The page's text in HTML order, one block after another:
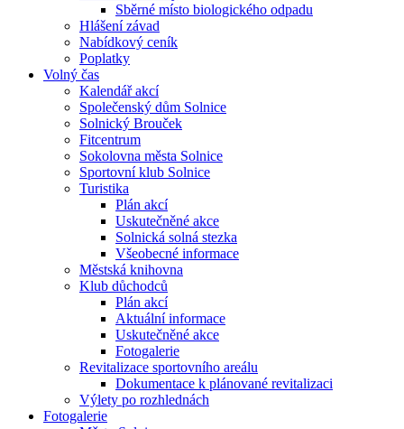
Sběrné místo biologického odpadu
Hlášení závad
Nabídkový ceník
Poplatky
Volný čas
Kalendář akcí
Společenský dům Solnice
Solnický Brouček
Fitcentrum
Sokolovna města Solnice
Sportovní klub Solnice
Turistika
Plán akcí
Uskutečněné akce
Solnická solná stezka
Všeobecné informace
Městská knihovna
Klub důchodců
Plán akcí
Aktuální informace
Uskutečněné akce
Fotogalerie
Revitalizace sportovního areálu
Dokumentace k plánované revitalizaci
Výlety po rozhlednách
Fotogalerie